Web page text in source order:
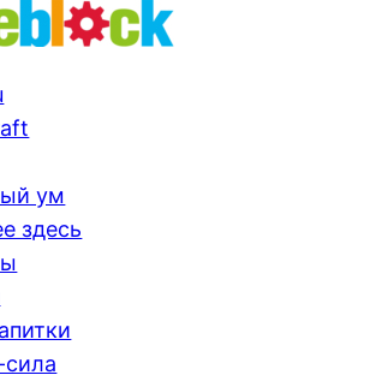
ум
здесь
сила